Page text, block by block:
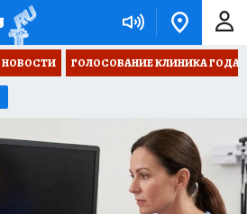
НОВОСТИ ГОЛОСОВАНИЕ КЛИНИКА ГОДА